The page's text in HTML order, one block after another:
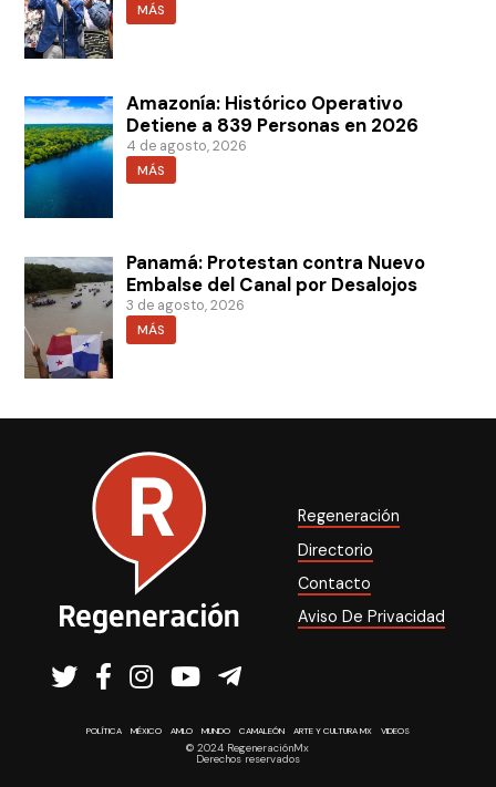
MÁS
Amazonía: Histórico Operativo
Detiene a 839 Personas en 2026
4 de agosto, 2026
MÁS
Panamá: Protestan contra Nuevo
Embalse del Canal por Desalojos
3 de agosto, 2026
MÁS
Regeneración
Directorio
Contacto
Aviso De Privacidad
POLÍTICA MÉXICO AMLO MUNDO CAMALEÓN ARTE Y CULTURA MX VIDEOS
© 2024 RegeneraciónMx
Derechos reservados